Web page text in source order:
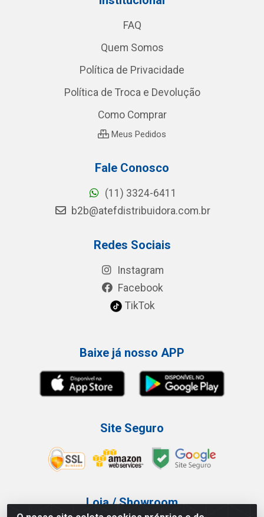
FAQ
Quem Somos
Política de Privacidade
Política de Troca e Devolução
Como Comprar
Meus Pedidos
Fale Conosco
(11) 3324-6411
b2b@atefdistribuidora.com.br
Redes Sociais
Instagram
Facebook
TikTok
Baixe já nosso APP
Site Seguro
Loja / Showroom